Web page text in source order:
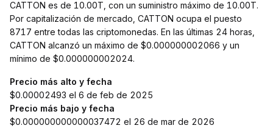
CATTON es de 10.00T, con un suministro máximo de 10.00T.
Por capitalización de mercado, CATTON ocupa el puesto
8717 entre todas las criptomonedas. En las últimas 24 horas,
CATTON alcanzó un máximo de $0.000000002066 y un
mínimo de $0.000000002024.
Precio más alto y fecha
$0.00002493 el 6 de feb de 2025
Precio más bajo y fecha
$0.000000000000037472 el 26 de mar de 2026